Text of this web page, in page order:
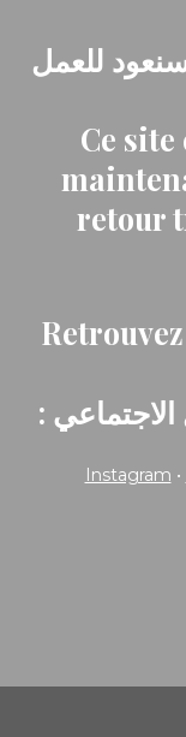
للعمل
Ce
retour
الاجتماعي
Instagram •